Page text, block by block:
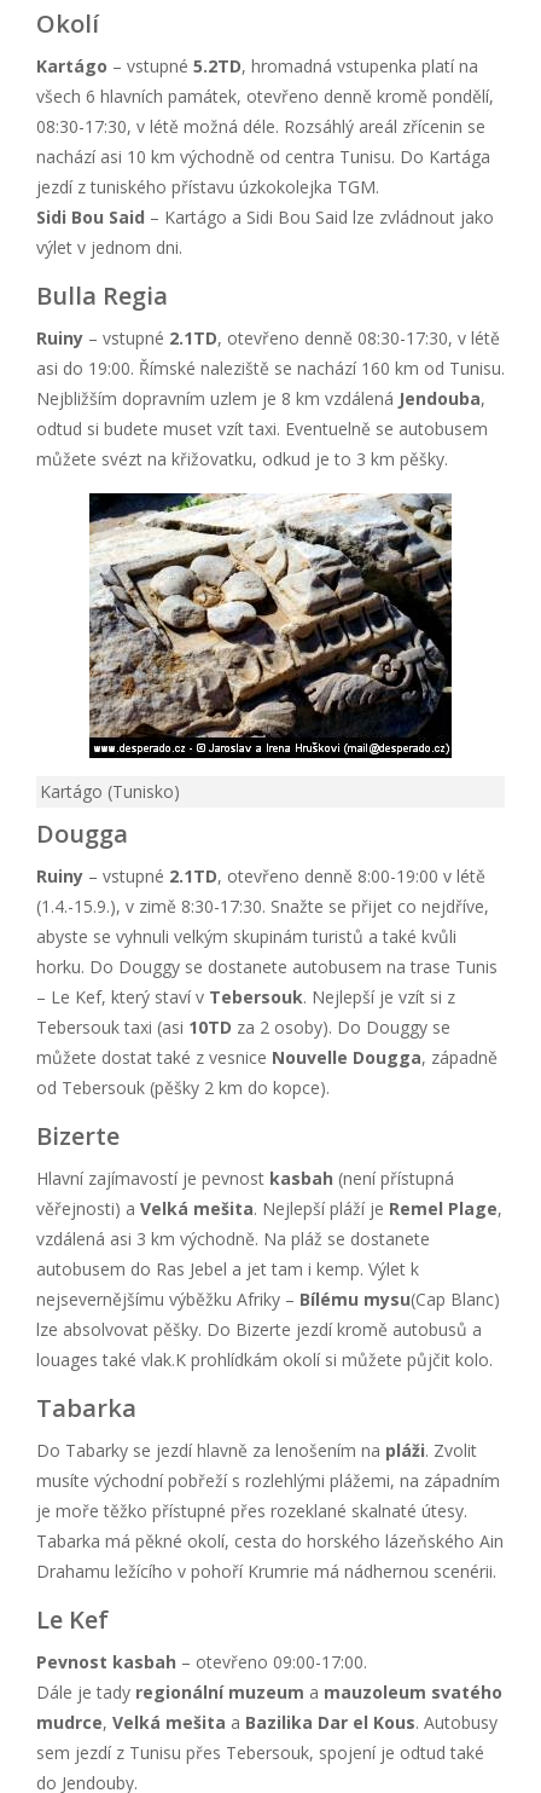
Okolí
Kartágo – vstupné 5.2TD, hromadná vstupenka platí na
všech 6 hlavních památek, otevřeno denně kromě pondělí,
08:30-17:30, v létě možná déle. Rozsáhlý areál zřícenin se
nachází asi 10 km východně od centra Tunisu. Do Kartága
jezdí z tuniského přístavu úzkokolejka TGM.
Sidi Bou Said – Kartágo a Sidi Bou Said lze zvládnout jako
výlet v jednom dni.
Bulla Regia
Ruiny – vstupné 2.1TD, otevřeno denně 08:30-17:30, v létě
asi do 19:00. Římské naleziště se nachází 160 km od Tunisu.
Nejbližším dopravním uzlem je 8 km vzdálená Jendouba,
odtud si budete muset vzít taxi. Eventuelně se autobusem
můžete svézt na křižovatku, odkud je to 3 km pěšky.
Kartágo (Tunisko)
Dougga
Ruiny – vstupné 2.1TD, otevřeno denně 8:00-19:00 v létě
(1.4.-15.9.), v zimě 8:30-17:30. Snažte se přijet co nejdříve,
abyste se vyhnuli velkým skupinám turistů a také kvůli
horku. Do Douggy se dostanete autobusem na trase Tunis
– Le Kef, který staví v Tebersouk. Nejlepší je vzít si z
Tebersouk taxi (asi 10TD za 2 osoby). Do Douggy se
můžete dostat také z vesnice Nouvelle Dougga, západně
od Tebersouk (pěšky 2 km do kopce).
Bizerte
Hlavní zajímavostí je pevnost kasbah (není přístupná
věřejnosti) a Velká mešita. Nejlepší pláží je Remel Plage,
vzdálená asi 3 km východně. Na pláž se dostanete
autobusem do Ras Jebel a jet tam i kemp. Výlet k
nejsevernějšímu výběžku Afriky – Bílému mysu(Cap Blanc)
lze absolvovat pěšky. Do Bizerte jezdí kromě autobusů a
louages také vlak.K prohlídkám okolí si můžete půjčit kolo.
Tabarka
Do Tabarky se jezdí hlavně za lenošením na pláži. Zvolit
musíte východní pobřeží s rozlehlými plážemi, na západním
je moře těžko přístupné přes rozeklané skalnaté útesy.
Tabarka má pěkné okolí, cesta do horského lázeňského Ain
Drahamu ležícího v pohoří Krumrie má nádhernou scenérii.
Le Kef
Pevnost kasbah – otevřeno 09:00-17:00.
Dále je tady regionální muzeum a mauzoleum svatého
mudrce, Velká mešita a Bazilika Dar el Kous. Autobusy
sem jezdí z Tunisu přes Tebersouk, spojení je odtud také
do Jendouby.